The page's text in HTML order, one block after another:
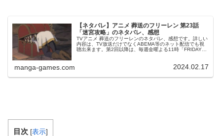
【ネタバレ】アニメ 葬送のフリーレン 第23話
「迷宮攻略」のネタバレ、感想
TVアニメ 葬送のフリーレンのネタバレ、感想です。詳しい
内容は、TV放送だけでなくABEMA等のネット配信でも視
聴出来ます。第2回以降は、毎週金曜よる11時「FRIDAY
manga-games.com 2024.02.17
目次 [表示]